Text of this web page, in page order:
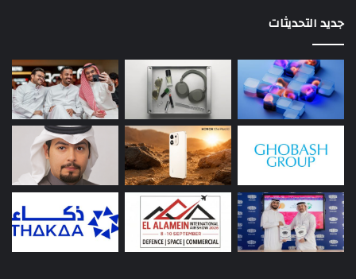
جديد التحديثات